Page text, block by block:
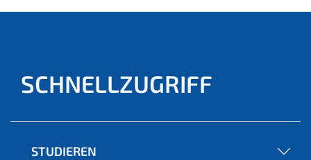
SCHNELLZUGRIFF
STUDIEREN